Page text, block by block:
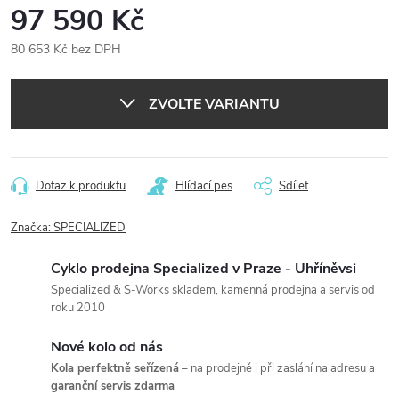
97 590 Kč
80 653 Kč bez DPH
ZVOLTE VARIANTU
Dotaz k produktu Hlídací pes Sdílet
Značka:SPECIALIZED
Cyklo prodejna Specialized v Praze - Uhříněvsi
Specialized & S-Works skladem, kamenná prodejna a servis od
roku 2010
Nové kolo od nás
Kola perfektně seřízená– na prodejně i při zaslání na adresu a
garanční servis zdarma